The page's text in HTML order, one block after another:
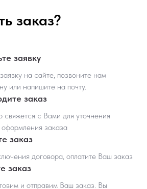
заказ?
заявку
на сайте, позвоните нам
или напишите на почту.
заказ
с Вами для уточнения
заказа
заказ
договора, оплатите Ваш заказ
заказ
и отправим Ваш заказ. Вы
качества
осуществляется
и образцы с
с указанием его
- 3-5 дней.